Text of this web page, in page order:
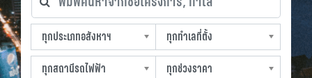
ทุกประเภทอสังหาฯ
ทุกประเภทอสังหาฯ
sproperty
ทุกทำเลที่ตั้ง
ทุกทำเลที่ตั้ง
slocation
ทุกสถานีรถไฟฟ้า
ทุกสถานีรถไฟฟ้า
ทุกช่วงราคา
ทุกช่วงราคา